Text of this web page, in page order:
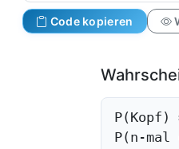
Code kopieren
P(Kopf)
P(n-